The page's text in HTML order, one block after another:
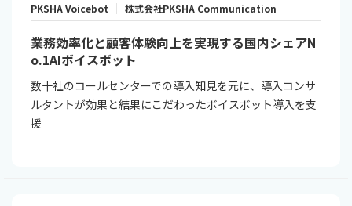
PKSHA Voicebot
株式会社PKSHA Communication
業務効率化と顧客体験向上を実現する国内シェアN
o.1AIボイスボット
数十社のコールセンターでの導入知見を元に、導入コンサ
ルタントが効果と結果にこだわったボイスボット導入を支
援